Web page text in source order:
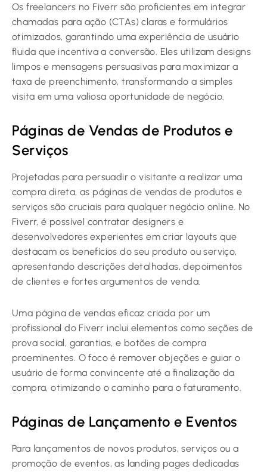
Os freelancers no Fiverr são proficientes em integrar
chamadas para ação (CTAs) claras e formulários
otimizados, garantindo uma experiência de usuário
fluida que incentiva a conversão. Eles utilizam designs
limpos e mensagens persuasivas para maximizar a
taxa de preenchimento, transformando a simples
visita em uma valiosa oportunidade de negócio.
Páginas de Vendas de Produtos e
Serviços
Projetadas para persuadir o visitante a realizar uma
compra direta, as páginas de vendas de produtos e
serviços são cruciais para qualquer negócio online. No
Fiverr, é possível contratar designers e
desenvolvedores experientes em criar layouts que
destacam os benefícios do seu produto ou serviço,
apresentando descrições detalhadas, depoimentos
de clientes e fortes argumentos de venda.
Uma página de vendas eficaz criada por um
profissional do Fiverr inclui elementos como seções de
prova social, garantias, e botões de compra
proeminentes. O foco é remover objeções e guiar o
usuário de forma convincente até a finalização da
compra, otimizando o caminho para o faturamento.
Páginas de Lançamento e Eventos
Para lançamentos de novos produtos, serviços ou a
promoção de eventos, as landing pages dedicadas